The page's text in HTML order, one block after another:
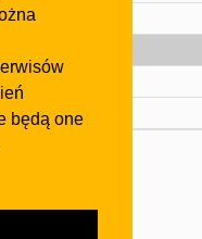
będą one
nami
.